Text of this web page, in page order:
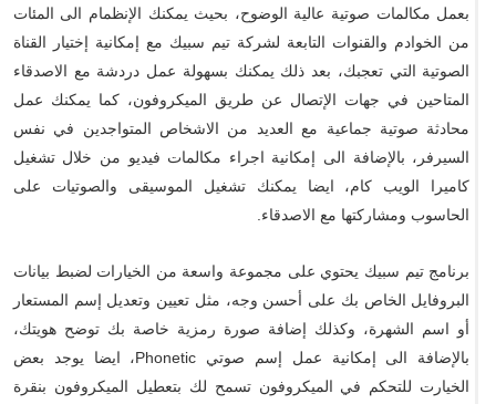
بعمل مكالمات صوتية عالية الوضوح، بحيث يمكنك الإنظمام الى المئات
من الخوادم والقنوات التابعة لشركة تيم سبيك مع إمكانية إختيار القناة
الصوتية التي تعجبك، بعد ذلك يمكنك بسهولة عمل دردشة مع الاصدقاء
المتاحين في جهات الإتصال عن طريق الميكروفون، كما يمكنك عمل
محادثة صوتية جماعية مع العديد من الاشخاص المتواجدين في نفس
السيرفر، بالإضافة الى إمكانية اجراء مكالمات فيديو من خلال تشغيل
كاميرا الويب كام، ايضا يمكنك تشغيل الموسيقى والصوتيات على
الحاسوب ومشاركتها مع الاصدقاء.
برنامج تيم سبيك يحتوي على مجموعة واسعة من الخيارات لضبط بيانات
البروفايل الخاص بك على أحسن وجه، مثل تعيين وتعديل إسم المستعار
أو اسم الشهرة، وكذلك إضافة صورة رمزية خاصة بك توضح هويتك،
بالإضافة الى إمكانية عمل إسم صوتي Phonetic، ايضا يوجد بعض
الخيارت للتحكم في الميكروفون تسمح لك بتعطيل الميكروفون بنقرة